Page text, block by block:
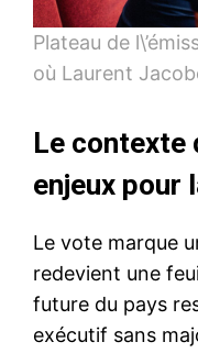
Plateau de
où Laurent
Le contexte
enjeux pour
Le vote marque
redevient une
future du pays
exécutif sans